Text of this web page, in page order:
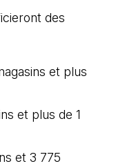
des
et plus
et plus de 1
et 3 775